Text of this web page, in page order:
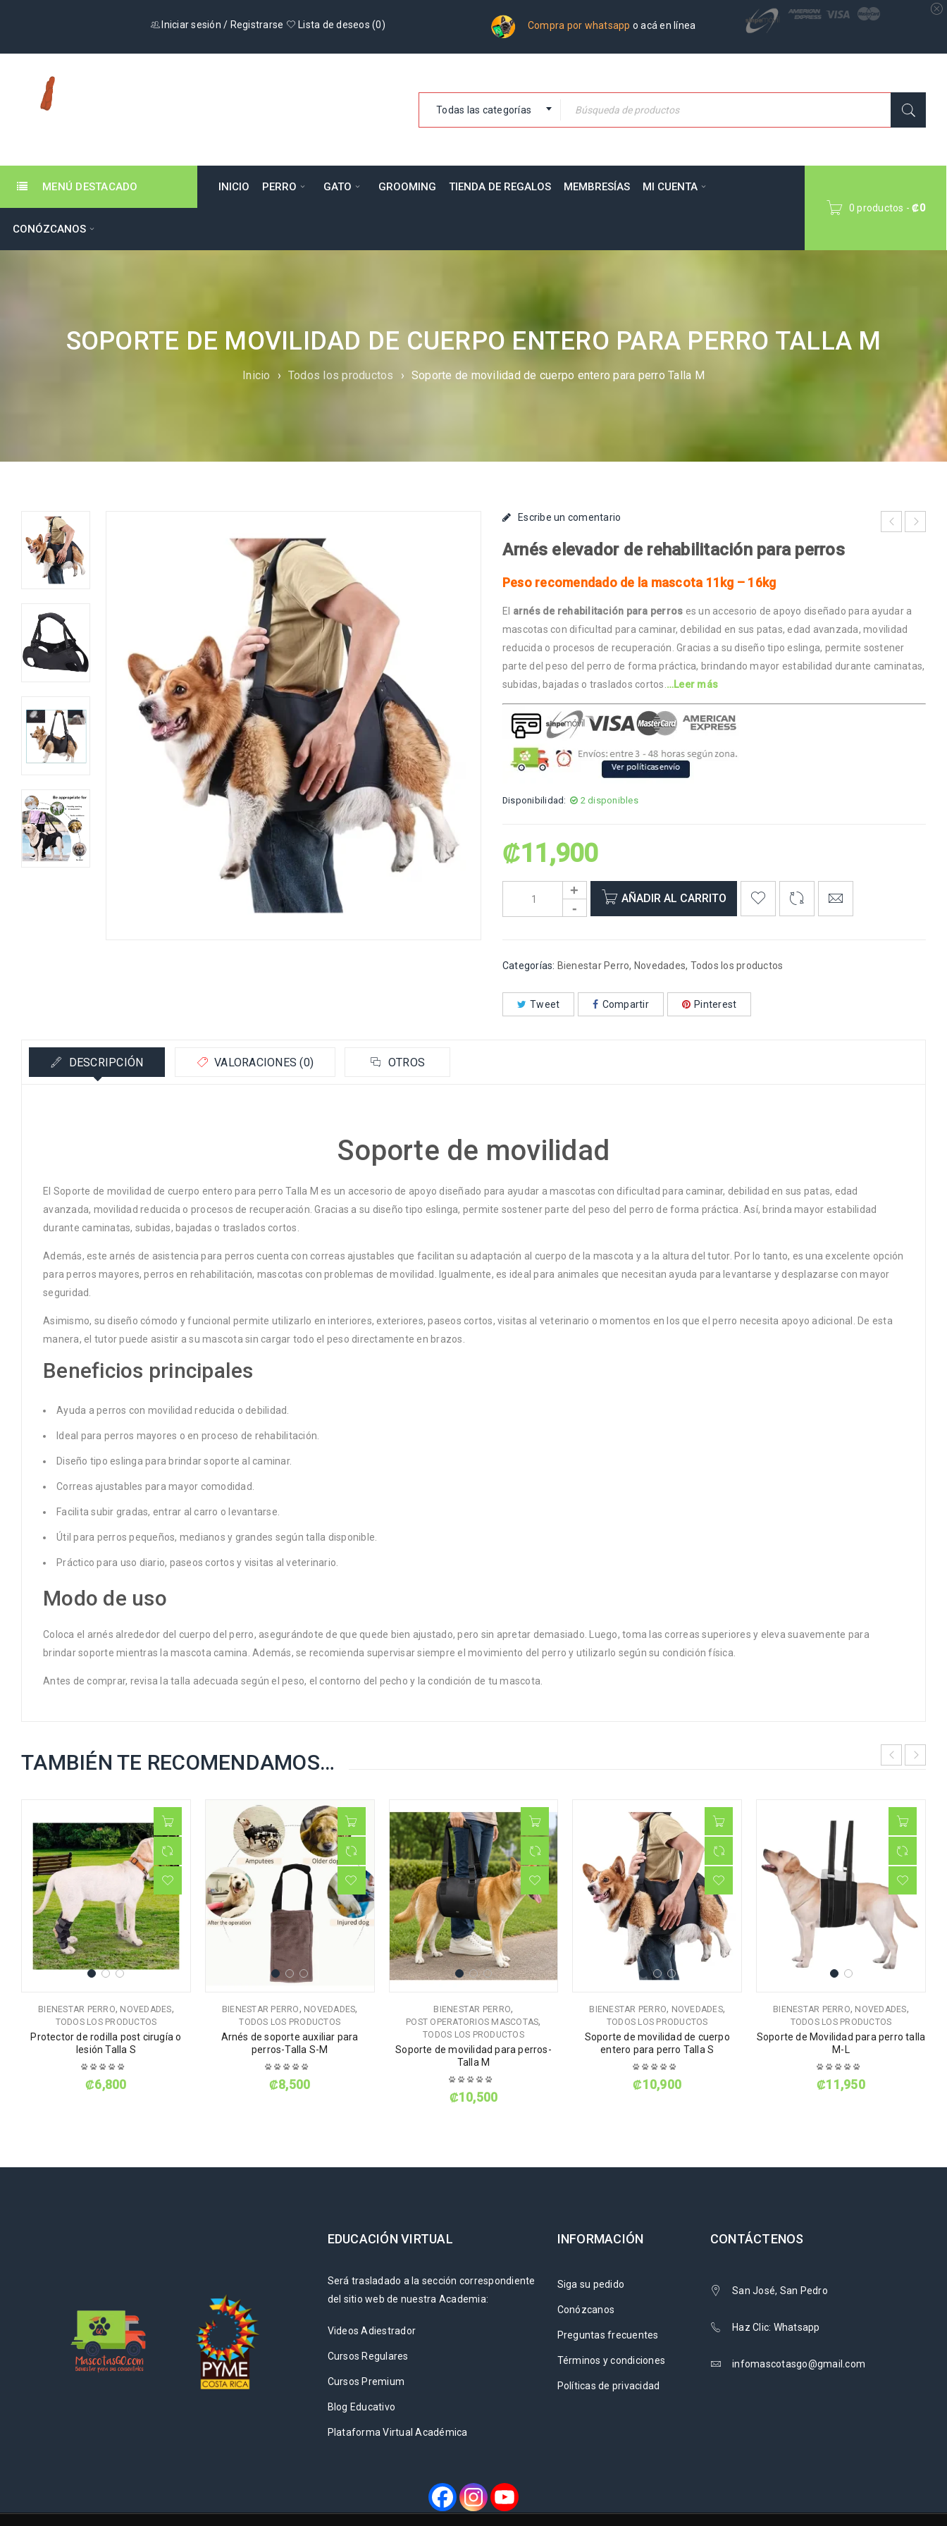
Compra por whatsapp o acá en línea
Iniciar sesión / Registrarse Lista de deseos (0)
Todas las categorías
MENÚ DESTACADO INICIO PERRO GATO GROOMING TIENDA DE REGALOS MEMBRESÍAS MI CUENTA
CONÓZCANOS
0 productos - ₡0
SOPORTE DE MOVILIDAD DE CUERPO ENTERO PARA PERRO TALLA M
Inicio › Todos los productos › Soporte de movilidad de cuerpo entero para perro Talla M
Escribe un comentario
Arnés elevador de rehabilitación para perros
Peso recomendado de la mascota 11kg – 16kg
El arnés de rehabilitación para perros es un accesorio de apoyo diseñado para ayudar a
mascotas con dificultad para caminar, debilidad en sus patas, edad avanzada, movilidad
reducida o procesos de recuperación. Gracias a su diseño tipo eslinga, permite sostener
parte del peso del perro de forma práctica, brindando mayor estabilidad durante caminatas,
subidas, bajadas o traslados cortos. …Leer más
Disponibilidad: 2 disponibles
₡11,900
AÑADIR AL CARRITO
Categorías: Bienestar Perro, Novedades, Todos los productos
Tweet Compartir Pinterest
DESCRIPCIÓN VALORACIONES (0) OTROS
Soporte de movilidad
El Soporte de movilidad de cuerpo entero para perro Talla M es un accesorio de apoyo diseñado para ayudar a mascotas con dificultad para caminar, debilidad en sus patas, edad
avanzada, movilidad reducida o procesos de recuperación. Gracias a su diseño tipo eslinga, permite sostener parte del peso del perro de forma práctica. Así, brinda mayor estabilidad
durante caminatas, subidas, bajadas o traslados cortos.
Además, este arnés de asistencia para perros cuenta con correas ajustables que facilitan su adaptación al cuerpo de la mascota y a la altura del tutor. Por lo tanto, es una excelente opción
para perros mayores, perros en rehabilitación, mascotas con problemas de movilidad. Igualmente, es ideal para animales que necesitan ayuda para levantarse y desplazarse con mayor
seguridad.
Asimismo, su diseño cómodo y funcional permite utilizarlo en interiores, exteriores, paseos cortos, visitas al veterinario o momentos en los que el perro necesita apoyo adicional. De esta
manera, el tutor puede asistir a su mascota sin cargar todo el peso directamente en brazos.
Beneficios principales
Ayuda a perros con movilidad reducida o debilidad.
Ideal para perros mayores o en proceso de rehabilitación.
Diseño tipo eslinga para brindar soporte al caminar.
Correas ajustables para mayor comodidad.
Facilita subir gradas, entrar al carro o levantarse.
Útil para perros pequeños, medianos y grandes según talla disponible.
Práctico para uso diario, paseos cortos y visitas al veterinario.
Modo de uso
Coloca el arnés alrededor del cuerpo del perro, asegurándote de que quede bien ajustado, pero sin apretar demasiado. Luego, toma las correas superiores y eleva suavemente para
brindar soporte mientras la mascota camina. Además, se recomienda supervisar siempre el movimiento del perro y utilizarlo según su condición física.
Antes de comprar, revisa la talla adecuada según el peso, el contorno del pecho y la condición de tu mascota.
TAMBIÉN TE RECOMENDAMOS…
BIENESTAR PERRO, NOVEDADES,
TODOS LOS PRODUCTOS
Protector de rodilla post cirugía o
lesión Talla S
₡6,800
BIENESTAR PERRO, NOVEDADES,
TODOS LOS PRODUCTOS
Arnés de soporte auxiliar para
perros-Talla S-M
₡8,500
BIENESTAR PERRO,
POST OPERATORIOS MASCOTAS,
TODOS LOS PRODUCTOS
Soporte de movilidad para perros-
Talla M
₡10,500
BIENESTAR PERRO, NOVEDADES,
TODOS LOS PRODUCTOS
Soporte de movilidad de cuerpo
entero para perro Talla S
₡10,900
BIENESTAR PERRO, NOVEDADES,
TODOS LOS PRODUCTOS
Soporte de Movilidad para perro talla
M-L
₡11,950
EDUCACIÓN VIRTUAL
Será trasladado a la sección correspondiente
del sitio web de nuestra Academia:
Videos Adiestrador
Cursos Regulares
Cursos Premium
Blog Educativo
Plataforma Virtual Académica
INFORMACIÓN
Siga su pedido
Conózcanos
Preguntas frecuentes
Términos y condiciones
Políticas de privacidad
CONTÁCTENOS
San José, San Pedro
Haz Clic: Whatsapp
infomascotasgo@gmail.com